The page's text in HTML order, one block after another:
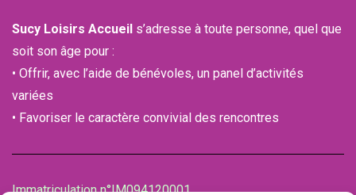
Sucy Loisirs Accueil s’adresse à toute personne, quel que
soit son âge pour :
• Offrir, avec l’aide de bénévoles, un panel d’activités
variées
• Favoriser le caractère convivial des rencontres
Immatriculation n°IM094120001